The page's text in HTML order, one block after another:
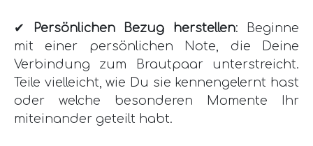
✔ Persönlichen Bezug herstellen: Beginne
mit einer persönlichen Note, die Deine
Verbindung zum Brautpaar unterstreicht.
Teile vielleicht, wie Du sie kennengelernt hast
oder welche besonderen Momente Ihr
miteinander geteilt habt.